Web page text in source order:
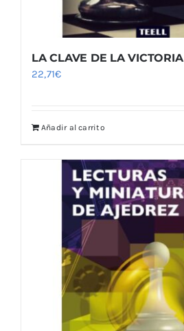
LA CLAVE DE LA VICTORIA
22,71€
Añadir al carrito